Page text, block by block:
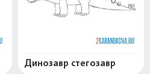
Динозавр стегозавр